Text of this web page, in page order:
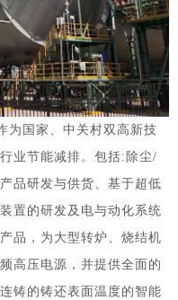
3
国家、中关村双高新技
业节能减排。包括:除尘/
品研发与供货、基于超低
置的研发及电与动化系统
品，为大型转炉、烧结机
高压电源，并提供全面的
铸的铸还表面温度的智能